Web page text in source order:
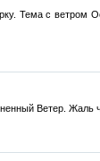
Тема с ветром
Ветер. Жаль